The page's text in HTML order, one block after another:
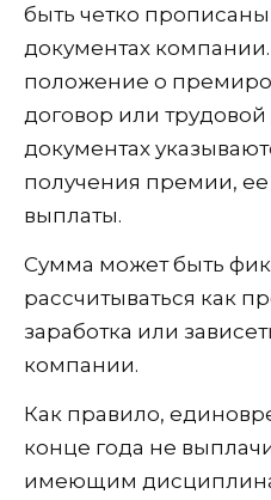
быть четко
документах компании.
положение о
договор или трудовой
документах
получения премии,
выплаты.
Сумма может быть
рассчитываться как
заработка или
компании.
Как правило,
конце года не
имеющим